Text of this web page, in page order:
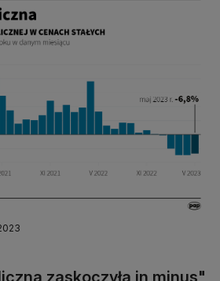
zaskoczyła in minus"